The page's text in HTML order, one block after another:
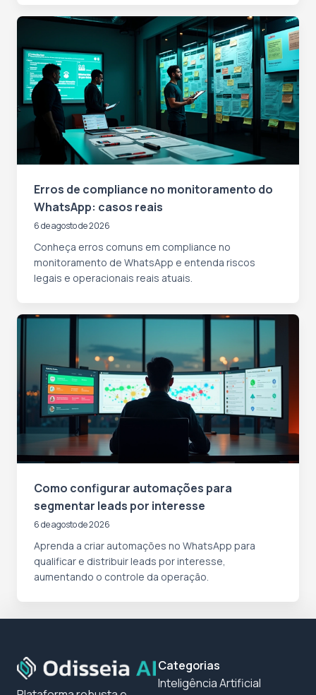
Erros de compliance no monitoramento do
WhatsApp: casos reais
6 de agosto de 2026
Conheça erros comuns em compliance no
monitoramento de WhatsApp e entenda riscos
legais e operacionais reais atuais.
Como configurar automações para
segmentar leads por interesse
6 de agosto de 2026
Aprenda a criar automações no WhatsApp para
qualificar e distribuir leads por interesse,
aumentando o controle da operação.
Categorias
Inteligência Artificial